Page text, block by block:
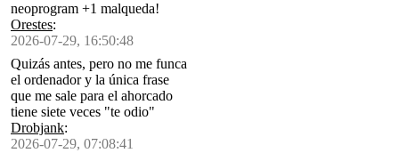
neoprogram +1 malqueda!
Orestes:
2026-07-29, 16:50:48
Quizás antes, pero no me funca
el ordenador y la única frase
que me sale para el ahorcado
tiene siete veces "te odio"
Drobjank:
2026-07-29, 07:08:41